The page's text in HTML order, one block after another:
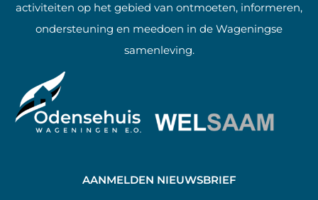
activiteiten op het gebied van ontmoeten, informeren,
ondersteuning en meedoen in de Wageningse
samenleving.
AANMELDEN NIEUWSBRIEF